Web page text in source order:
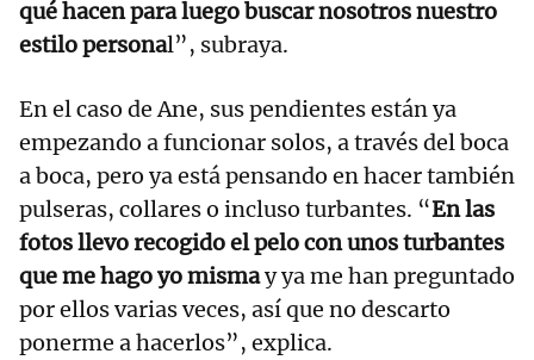
qué hacen para luego buscar nosotros nuestro
estilo personal”, subraya.
En el caso de Ane, sus pendientes están ya
empezando a funcionar solos, a través del boca
a boca, pero ya está pensando en hacer también
pulseras, collares o incluso turbantes. “En las
fotos llevo recogido el pelo con unos turbantes
que me hago yo mismay ya me han preguntado
por ellos varias veces, así que no descarto
ponerme a hacerlos”, explica.